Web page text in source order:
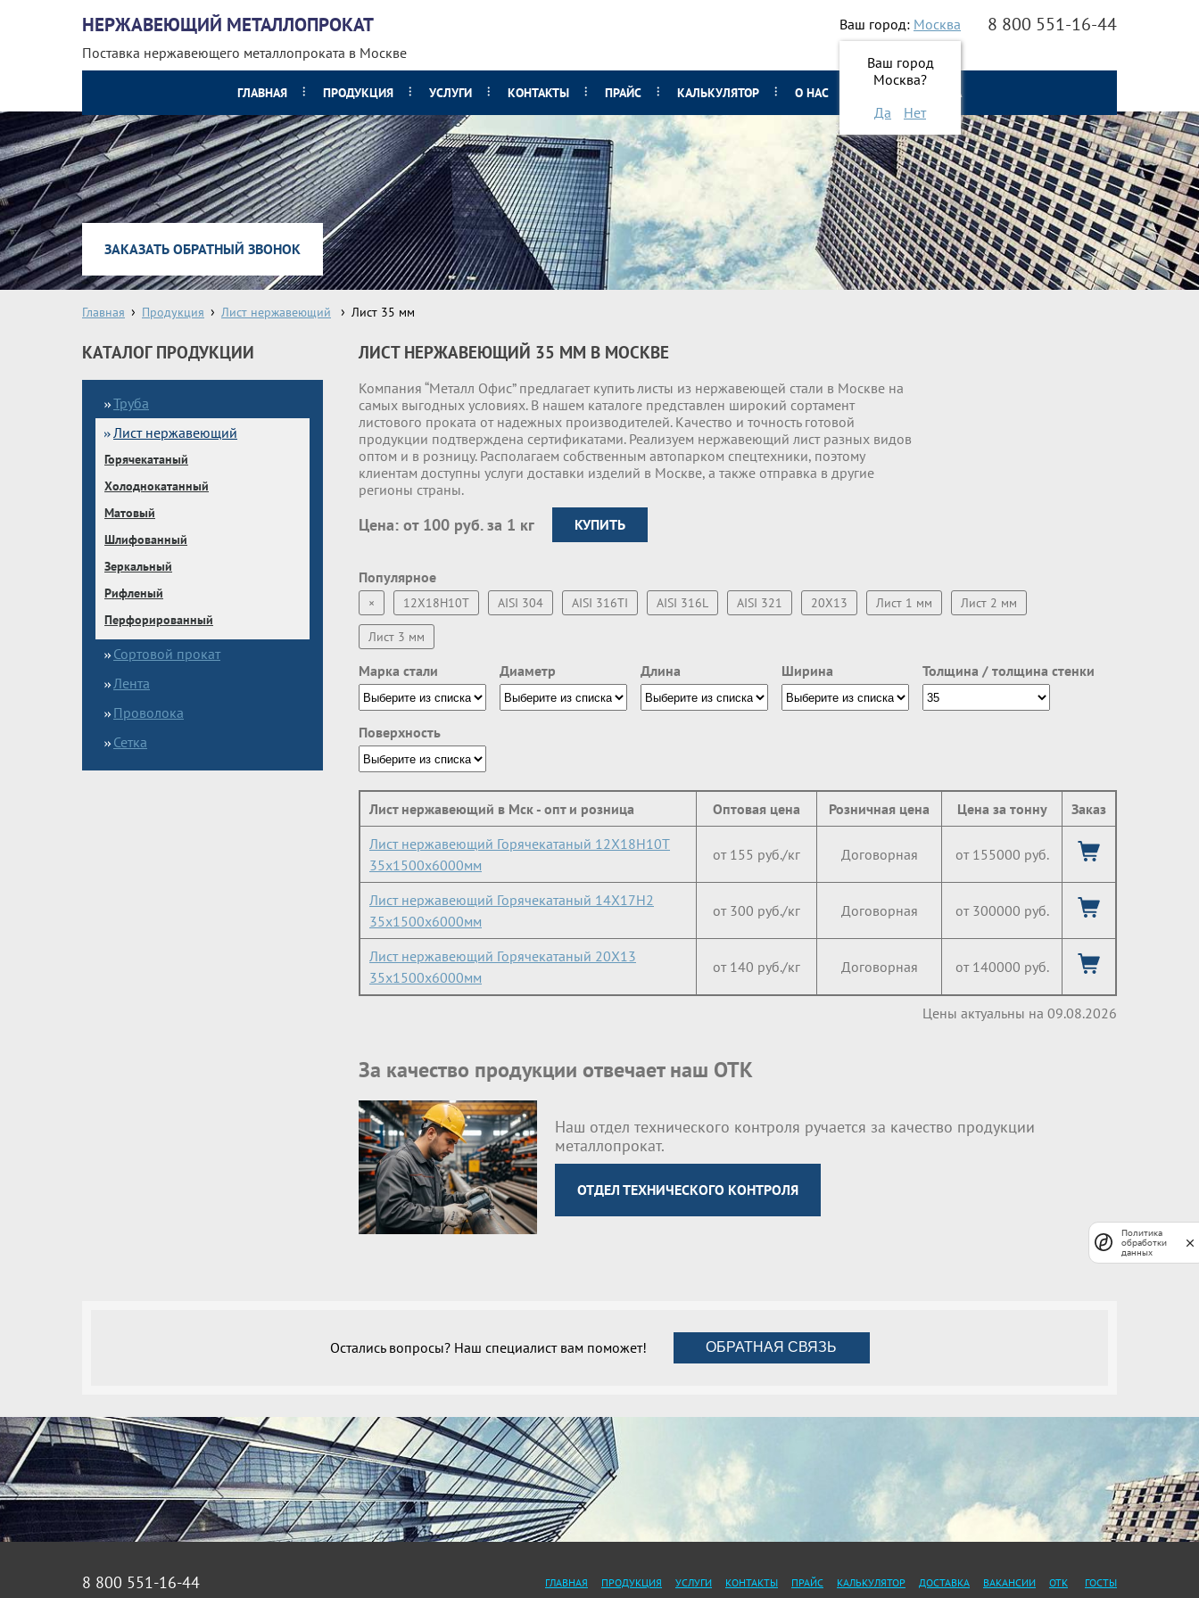
НЕРЖАВЕЮЩИЙ МЕТАЛЛОПРОКАТ
Поставка нержавеющего металлопроката в Москве
Ваш город: Москва
Ваш город
Москва?
Да
Нет
8 800 551-16-44
ГЛАВНАЯ ПРОДУКЦИЯ УСЛУГИ КОНТАКТЫ ПРАЙС КАЛЬКУЛЯТОР О НАС ОНЛАЙН ЗАЯВКА
ЗАКАЗАТЬ ОБРАТНЫЙ ЗВОНОК
Главная Продукция Лист нержавеющий Лист 35 мм
КАТАЛОГ ПРОДУКЦИИ
Труба
Лист нержавеющий
Горячекатаный
Холоднокатанный
Матовый
Шлифованный
Зеркальный
Рифленый
Перфорированный
Сортовой прокат
Лента
Проволока
Сетка
ЛИСТ НЕРЖАВЕЮЩИЙ 35 ММ В МОСКВЕ
Компания “Металл Офис” предлагает купить листы из нержавеющей стали в Москве на
самых выгодных условиях. В нашем каталоге представлен широкий сортамент
листового проката от надежных производителей. Качество и точность готовой
продукции подтверждена сертификатами. Реализуем нержавеющий лист разных видов
оптом и в розницу. Располагаем собственным автопарком спецтехники, поэтому
клиентам доступны услуги доставки изделий в Москве, а также отправка в другие
регионы страны.
Цена: от 100 руб. за 1 кг КУПИТЬ
Популярное
× 12Х18Н10Т AISI 304 AISI 316TI AISI 316L AISI 321 20Х13 Лист 1 мм Лист 2 мм
Лист 3 мм
Марка стали Диаметр Длина Ширина Толщина / толщина стенки
Поверхность
Лист нержавеющий в Мск - опт и розница Оптовая цена Розничная цена Цена за тонну
Заказ
Лист нержавеющий Горячекатаный 12Х18Н10Т
35x1500x6000мм
от 155 руб./кг Договорная от 155000 руб.
Лист нержавеющий Горячекатаный 14Х17Н2
35x1500x6000мм
от 300 руб./кг Договорная от 300000 руб.
Лист нержавеющий Горячекатаный 20Х13
35x1500x6000мм
от 140 руб./кг Договорная от 140000 руб.
Цены актуальны на 09.08.2026
За качество продукции отвечает наш ОТК
Наш отдел технического контроля ручается за качество продукции
металлопрокат.
ОТДЕЛ ТЕХНИЧЕСКОГО КОНТРОЛЯ
Остались вопросы? Наш специалист вам поможет! ОБРАТНАЯ СВЯЗЬ
8 800 551-16-44 ГЛАВНАЯ ПРОДУКЦИЯ УСЛУГИ КОНТАКТЫ ПРАЙС КАЛЬКУЛЯТОР ДОСТАВКА ВАКАНСИИ ОТК ГОСТЫ
Политика
обработки
данных